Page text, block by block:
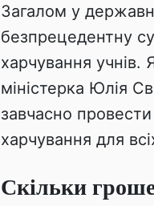
Загалом у
безпрецедентну
харчування учнів.
міністерка Юлія
завчасно провести
харчування для
Скільки